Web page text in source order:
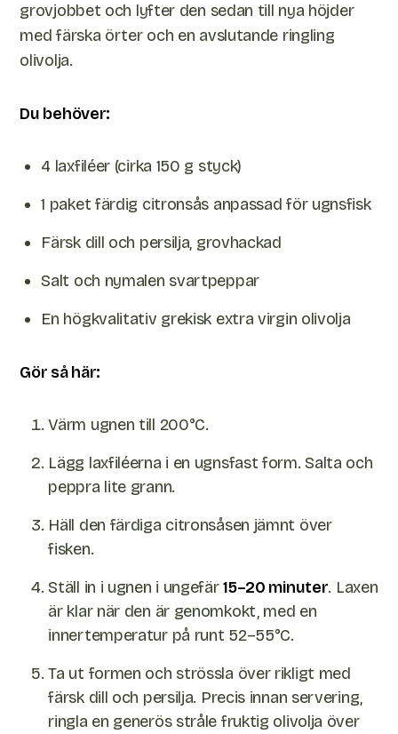
grovjobbet och lyfter den sedan till nya höjder
med färska örter och en avslutande ringling
olivolja.
Du behöver:
4 laxfiléer (cirka 150 g styck)
1 paket färdig citronsås anpassad för ugnsfisk
Färsk dill och persilja, grovhackad
Salt och nymalen svartpeppar
En högkvalitativ grekisk extra virgin olivolja
Gör så här:
Värm ugnen till 200°C.
Lägg laxfiléerna i en ugnsfast form. Salta och
peppra lite grann.
Häll den färdiga citronsåsen jämnt över
fisken.
Ställ in i ugnen i ungefär15–20 minuter. Laxen
är klar när den är genomkokt, med en
innertemperatur på runt 52–55°C.
Ta ut formen och strössla över rikligt med
färsk dill och persilja. Precis innan servering,
ringla en generös stråle fruktig olivolja över